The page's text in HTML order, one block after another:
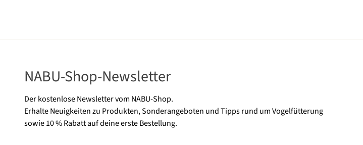
NABU-Shop-Newsletter
Der kostenlose Newsletter vom NABU-Shop.
Erhalte Neuigkeiten zu Produkten, Sonderangeboten und Tipps rund um Vogelfütterung
sowie 10 % Rabatt auf deine erste Bestellung.